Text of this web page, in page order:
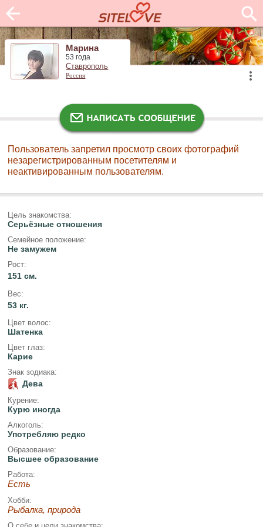
Марина
53 года
Ставрополь
Россия
Пользователь запретил просмотр своих фотографий
незарегистрированным посетителям и
неактивированным пользователям.
Цель знакомства:
Серьёзные отношения
Семейное положение:
Не замужем
Рост:
151 см.
Вес:
53 кг.
Цвет волос:
Шатенка
Цвет глаз:
Карие
Знак зодиака:
Дева
Курение:
Курю иногда
Алкоголь:
Употребляю редко
Образование:
Высшее образование
Работа:
Есть
Хобби:
Рыбалка, природа